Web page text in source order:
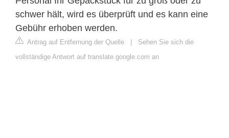
schwer hält, wird es überprüft und es kann eine
Gebühr erhoben werden.
Antrag auf Entfernung der Quelle | Sehen Sie sich die
vollständige Antwort auf translate.google.com an